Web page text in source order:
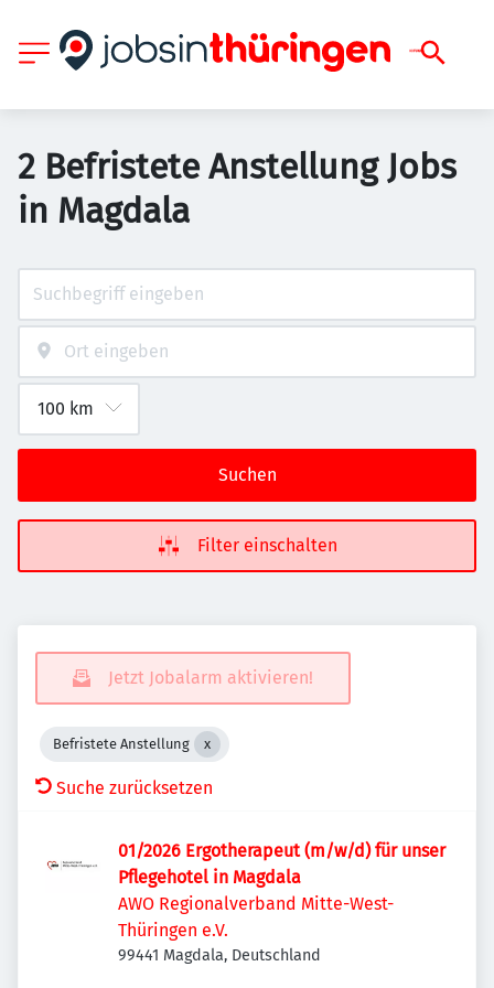
2 Befristete Anstellung Jobs
in Magdala
Suchen
Filter einschalten
Jetzt Jobalarm aktivieren!
Befristete Anstellung
Suche zurücksetzen
01/2026 Ergotherapeut (m/w/d) für unser
Pflegehotel in Magdala
AWO Regionalverband Mitte-West-
Thüringen e.V.
99441 Magdala, Deutschland